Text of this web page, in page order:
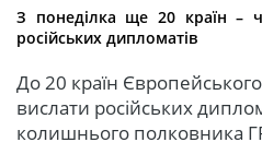
З понеділка ще 20 країн –
російських дипломатів
До 20 країн
вислати російських
колишнього полковника